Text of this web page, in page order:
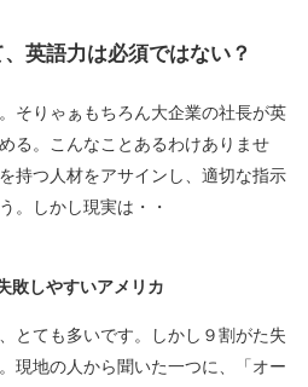
英語力は必須ではない？
そりゃぁもちろん大企業の社長が英
る。こんなことあるわけありませ
持つ人材をアサインし、適切な指示
。しかし現実は・・
敗しやすいアメリカ
とても多いです。しかし９割がた失
現地の人から聞いた一つに、「オー